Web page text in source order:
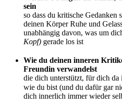
sein
so dass du kritische Gedanken
deinen Körper Ruhe und
unabhängig davon, was um
Kopf) gerade los ist
Wie du deinen inneren
Freundin verwandelst
die dich unterstützt, für dich da
wie du bist (und du dafür gar
dich innerlich immer wieder